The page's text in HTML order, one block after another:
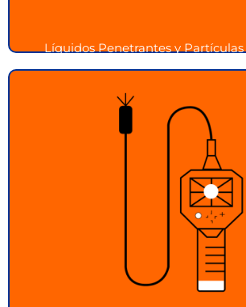
Líquidos Penetrantes y
Inspección Visual Remota
Inspecciona áreas de difícil acceso con
tecnología de inspección visual